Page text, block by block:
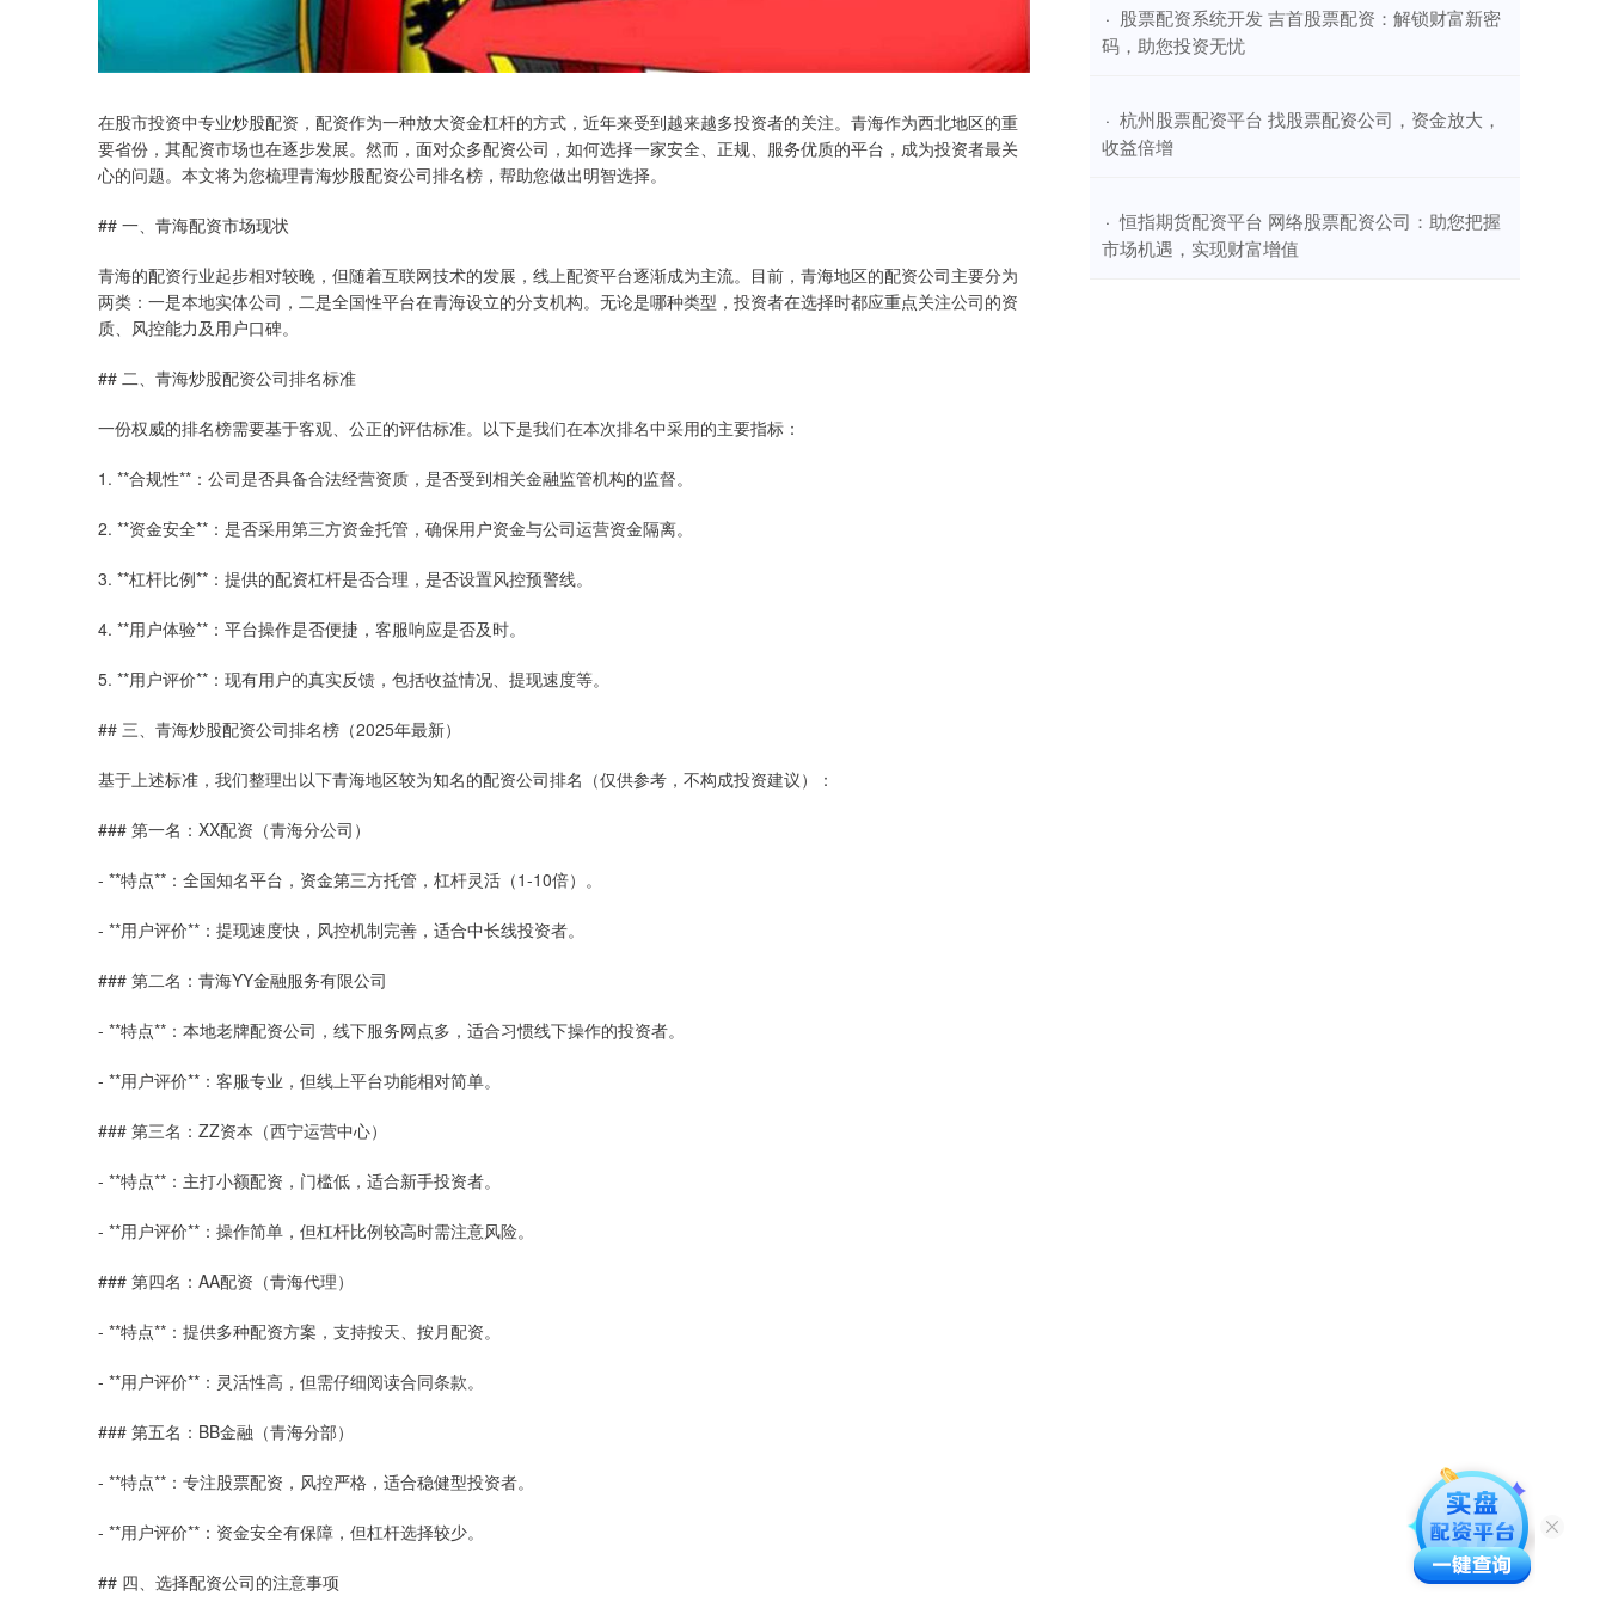
在股市投资中专业炒股配资，配资作为一种放大资金杠杆的方式，近年来受到越来越多投资者的关注。青海作为西北地区的重
要省份，其配资市场也在逐步发展。然而，面对众多配资公司，如何选择一家安全、正规、服务优质的平台，成为投资者最关
心的问题。本文将为您梳理青海炒股配资公司排名榜，帮助您做出明智选择。
## 一、青海配资市场现状
青海的配资行业起步相对较晚，但随着互联网技术的发展，线上配资平台逐渐成为主流。目前，青海地区的配资公司主要分为
两类：一是本地实体公司，二是全国性平台在青海设立的分支机构。无论是哪种类型，投资者在选择时都应重点关注公司的资
质、风控能力及用户口碑。
## 二、青海炒股配资公司排名标准
一份权威的排名榜需要基于客观、公正的评估标准。以下是我们在本次排名中采用的主要指标：
1. **合规性**：公司是否具备合法经营资质，是否受到相关金融监管机构的监督。
2. **资金安全**：是否采用第三方资金托管，确保用户资金与公司运营资金隔离。
3. **杠杆比例**：提供的配资杠杆是否合理，是否设置风控预警线。
4. **用户体验**：平台操作是否便捷，客服响应是否及时。
5. **用户评价**：现有用户的真实反馈，包括收益情况、提现速度等。
## 三、青海炒股配资公司排名榜（2025年最新）
基于上述标准，我们整理出以下青海地区较为知名的配资公司排名（仅供参考，不构成投资建议）：
### 第一名：XX配资（青海分公司）
- **特点**：全国知名平台，资金第三方托管，杠杆灵活（1-10倍）。
- **用户评价**：提现速度快，风控机制完善，适合中长线投资者。
### 第二名：青海YY金融服务有限公司
- **特点**：本地老牌配资公司，线下服务网点多，适合习惯线下操作的投资者。
- **用户评价**：客服专业，但线上平台功能相对简单。
### 第三名：ZZ资本（西宁运营中心）
- **特点**：主打小额配资，门槛低，适合新手投资者。
- **用户评价**：操作简单，但杠杆比例较高时需注意风险。
### 第四名：AA配资（青海代理）
- **特点**：提供多种配资方案，支持按天、按月配资。
- **用户评价**：灵活性高，但需仔细阅读合同条款。
### 第五名：BB金融（青海分部）
- **特点**：专注股票配资，风控严格，适合稳健型投资者。
- **用户评价**：资金安全有保障，但杠杆选择较少。
## 四、选择配资公司的注意事项
· ​股票配资系统开发 吉首股票配资：解锁财富新密
码，助您投资无忧
· ​杭州股票配资平台 找股票配资公司，资金放大，
收益倍增
· ​恒指期货配资平台 网络股票配资公司：助您把握
市场机遇，实现财富增值